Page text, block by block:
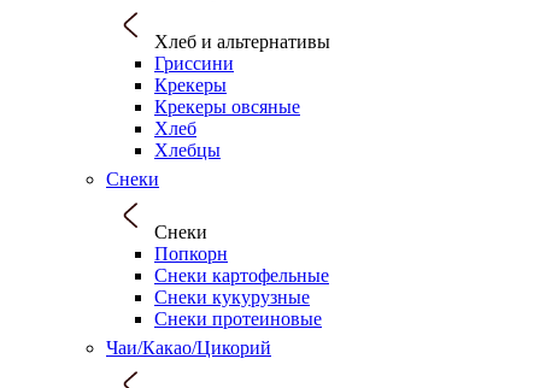
Хлеб и альтернативы
Гриссини
Крекеры
Крекеры овсяные
Хлеб
Хлебцы
Снеки
Снеки
Попкорн
Снеки картофельные
Снеки кукурузные
Снеки протеиновые
Чаи/Какао/Цикорий